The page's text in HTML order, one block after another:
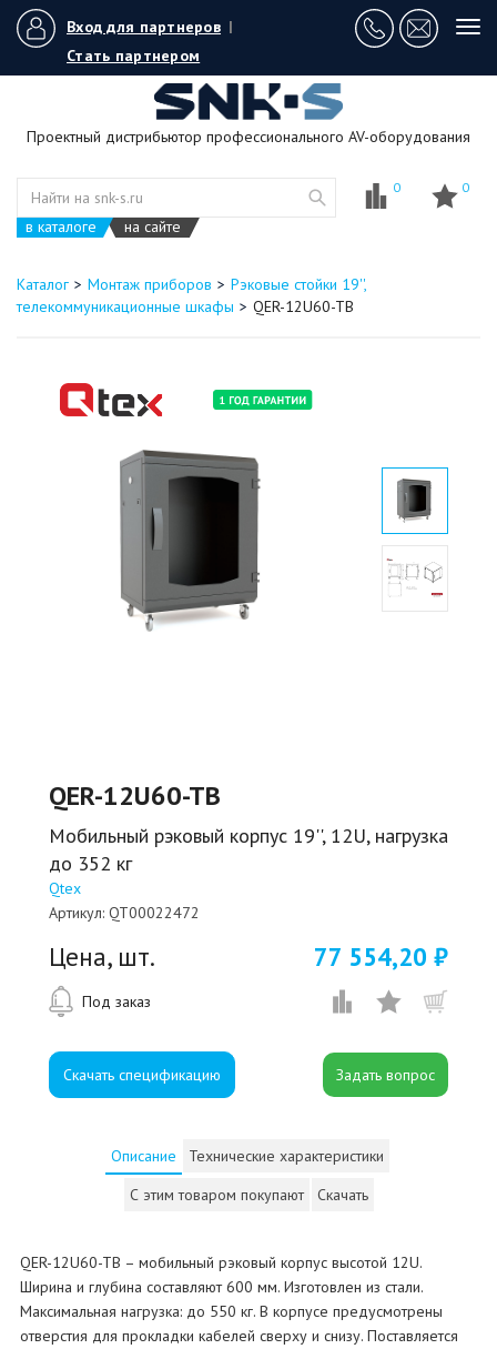
Вход для партнеров |
Стать партнером
Проектный дистрибьютор профессионального AV-оборудования
в каталоге на сайте
0 0
Каталог Монтаж приборов
Рэковые стойки 19'',
телекоммуникационные шкафы
QER-12U60-TB
QER-12U60-TB
Мобильный рэковый корпус 19'', 12U, нагрузка
до 352 кг
Qtex
Артикул: QT00022472
Цена, шт. 77 554,20 ₽
Под заказ
Скачать спецификацию
Описание
Технические характеристики
С этим товаром покупают
Скачать
QER-12U60-TB – мобильный рэковый корпус высотой 12U.
Ширина и глубина составляют 600 мм. Изготовлен из стали.
Максимальная нагрузка: до 550 кг. В корпусе предусмотрены
отверстия для прокладки кабелей сверху и снизу. Поставляется